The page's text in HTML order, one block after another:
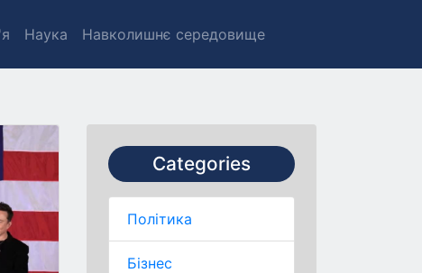
Наука Навколишнє середовище
Categories
Політика
Бізнес